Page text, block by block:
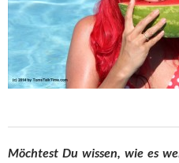
Möchtest Du wissen, wie es